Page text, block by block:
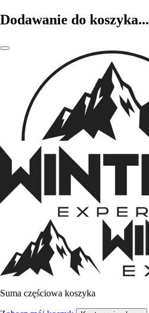
Dodawanie do koszyka...
Suma częściowa koszyka